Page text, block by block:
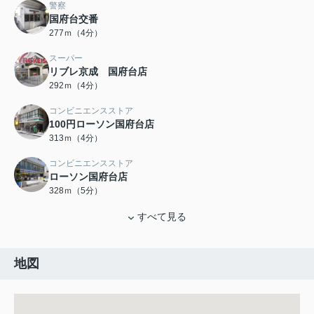
警察
国府台交番
277ｍ（4分）
スーパー
リブレ京成 国府台店
292ｍ（4分）
コンビニエンスストア
100円ローソン国府台店
313ｍ（4分）
コンビニエンスストア
ローソン国府台店
328ｍ（5分）
すべて見る
地図